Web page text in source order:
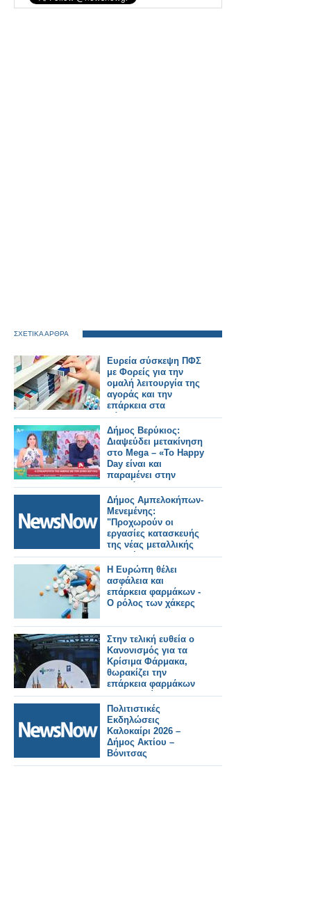
ΣΧΕΤΙΚΑ ΑΡΘΡΑ
Ευρεία σύσκεψη ΠΦΣ
με Φορείς για την
ομαλή λειτουργία της
αγοράς και την
επάρκεια στα
φάρμακα!
Δήμος Βερύκιος:
Διαψεύδει μετακίνηση
στο Mega – «Το Happy
Day είναι και
παραμένει στην
καρδιά μου»
Δήμος Αμπελοκήπων-
Μενεμένης:
"Προχωρούν οι
εργασίες κατασκευής
της νέας μεταλλικής
πεζογέφυρας στην
οδό Καλλιθέας"
Η Ευρώπη θέλει
ασφάλεια και
επάρκεια φαρμάκων -
Ο ρόλος των χάκερς
Στην τελική ευθεία ο
Κανονισμός για τα
Κρίσιμα Φάρμακα,
θωρακίζει την
επάρκεια φαρμάκων
στην Ευρώπη
Πολιτιστικές
Εκδηλώσεις
Καλοκαίρι 2026 –
Δήμος Ακτίου –
Βόνιτσας